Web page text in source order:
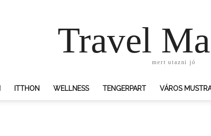
Travel
mert utazni jó
ITTHON WELLNESS TENGERPART VÁROS